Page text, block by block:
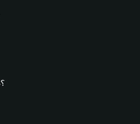
كيف يُمكنك تنزيل محفظة Bitget وإنشاء محفظة MEME VIRUS؟